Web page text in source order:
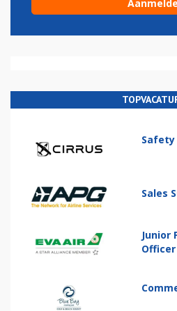
Safety
Sales
Junior
Officer